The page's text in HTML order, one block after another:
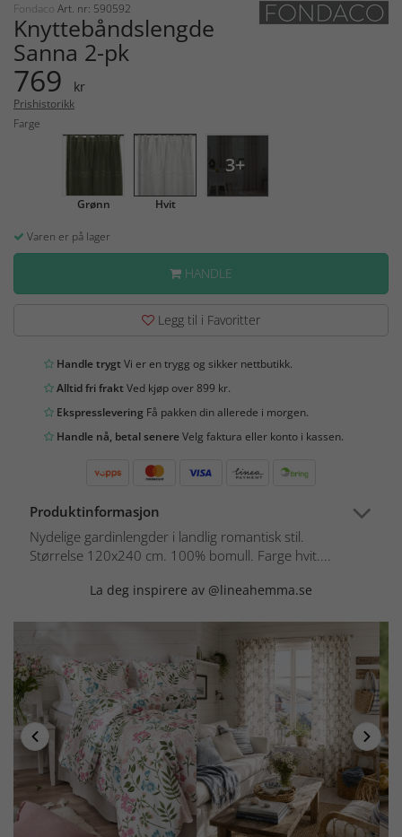
Fondaco Art. nr: 590592
Knyttebåndslengde
Sanna 2-pk
769 kr
Prishistorikk
Farge
Grønn Hvit
3+
Varen er på lager
HANDLE
Legg til i Favoritter
Handle trygtVi er en trygg og sikker nettbutikk.
Alltid fri fraktVed kjøp over 899 kr.
Ekspresslevering Få pakken din allerede i morgen.
Handle nå, betal senereVelg faktura eller konto i kassen.
Produktinformasjon
Nydelige gardinlengder i landlig romantisk stil.
Størrelse 120x240 cm. 100% bomull. Farge hvit....
La deg inspirere av @lineahemma.se